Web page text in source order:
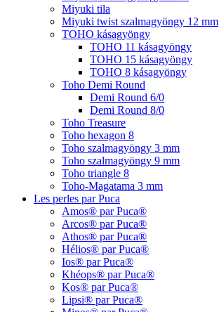
Miyuki tila
Miyuki twist szalmagyöngy 12 mm
TOHO kásagyöngy
TOHO 11 kásagyöngy
TOHO 15 kásagyöngy
TOHO 8 kásagyöngy
Toho Demi Round
Demi Round 6/0
Demi Round 8/0
Toho Treasure
Toho hexagon 8
Toho szalmagyöngy 3 mm
Toho szalmagyöngy 9 mm
Toho triangle 8
Toho-Magatama 3 mm
Les perles par Puca
Amos® par Puca®
Arcos® par Puca®
Athos® par Puca®
Hélios® par Puca®
Ios® par Puca®
Khéops® par Puca®
Kos® par Puca®
Lipsi® par Puca®